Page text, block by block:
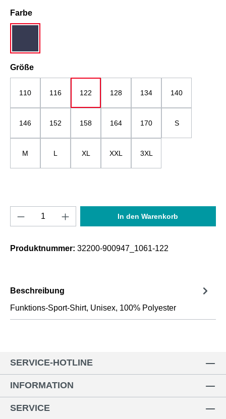
Farbeauswählen
Größeauswählen
110 116 122 128 134 140
146 152 158 164 170 S
M L XL XXL 3XL
Produkt Anzahl: Gib den gewünschten
In den Warenkorb
Produktnummer: 32200-900947_1061-122
Beschreibung
Funktions-Sport-Shirt, Unisex, 100% Polyester
SERVICE-HOTLINE
INFORMATION
SERVICE